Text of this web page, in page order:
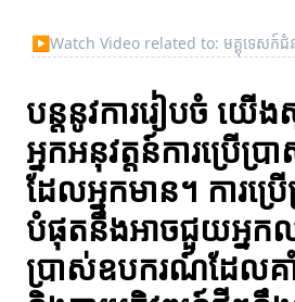
▶Watch Video related to: មគ្គុទេសក៍ជំ
បន្ដនូវការរៀបចំ យើ
អ្នកអនុវត្តន៍ការប្រើ
ដែលអ្នកមាន។ ការប្រ
បំផុតនឹងអាចជួយអ្នកឈ្
ប្រាស់ឧបករណ៍ដែលគាំទ្